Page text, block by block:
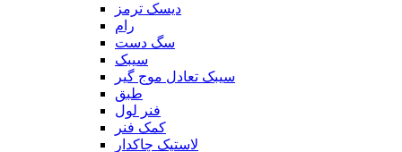
دیسک ترمز
رام
سگ دست
سیبک
سیبک تعادل موج گیر
طبق
فنر لول
کمک فنر
لاستیک چاکدار